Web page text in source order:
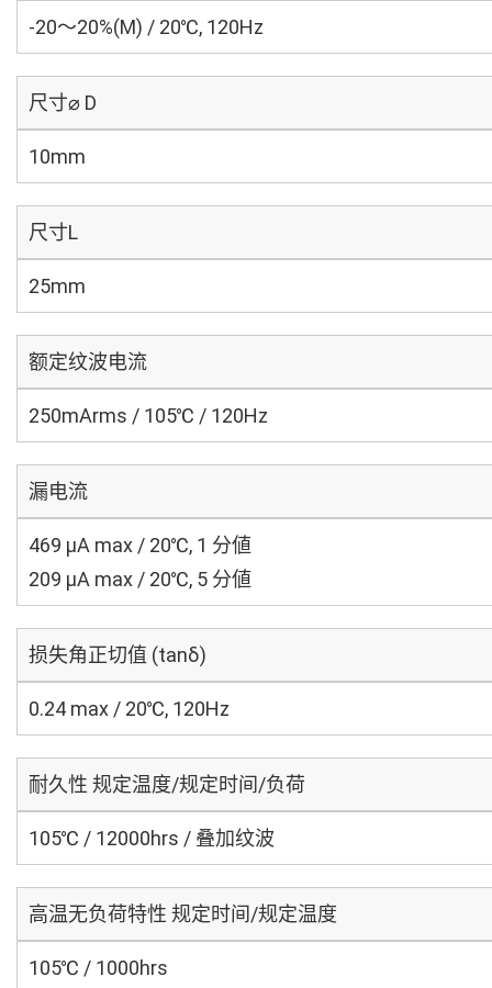
-20～20%(M) / 20℃, 120Hz
尺寸⌀ D
10mm
尺寸L
25mm
额定纹波电流
250mArms / 105℃ / 120Hz
漏电流
469 μA max / 20℃, 1 分値
209 μA max / 20℃, 5 分値
损失角正切值 (tanδ)
0.24 max / 20℃, 120Hz
耐久性 规定温度/规定时间/负荷
105℃ / 12000hrs / 叠加纹波
高温无负荷特性 规定时间/规定温度
105℃ / 1000hrs